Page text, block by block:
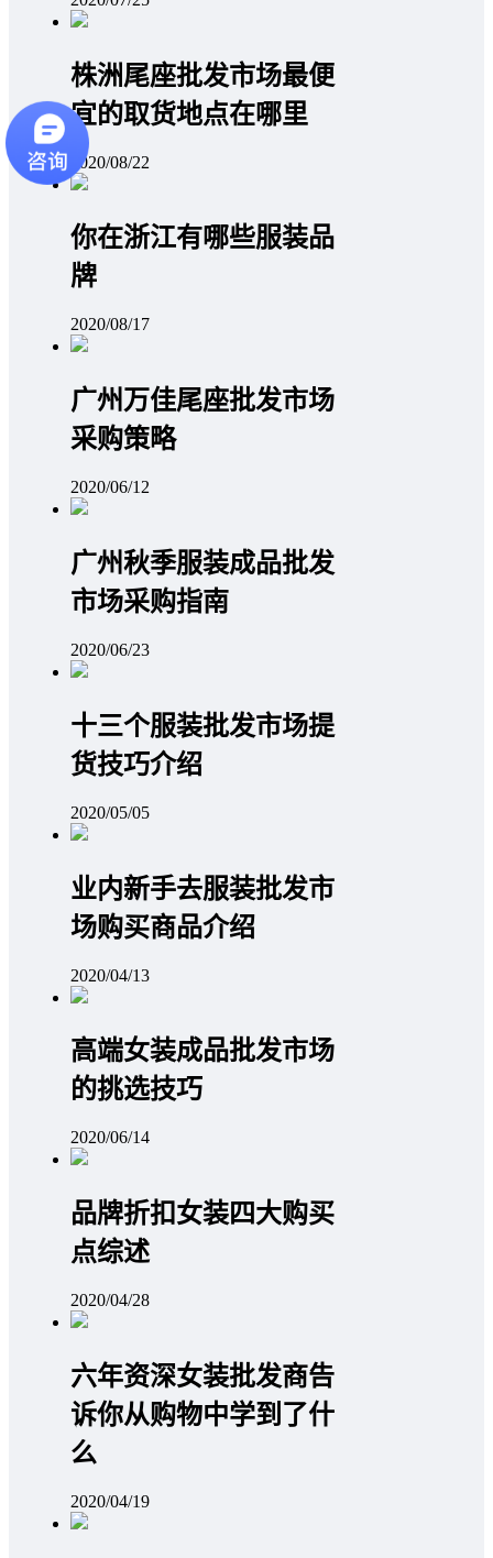
株洲尾座批发市场最便
宜的取货地点在哪里
2020/08/22
你在浙江有哪些服装品
牌
2020/08/17
广州万佳尾座批发市场
采购策略
2020/06/12
广州秋季服装成品批发
市场采购指南
2020/06/23
十三个服装批发市场提
货技巧介绍
2020/05/05
业内新手去服装批发市
场购买商品介绍
2020/04/13
高端女装成品批发市场
的挑选技巧
2020/06/14
品牌折扣女装四大购买
点综述
2020/04/28
六年资深女装批发商告
诉你从购物中学到了什
么
2020/04/19